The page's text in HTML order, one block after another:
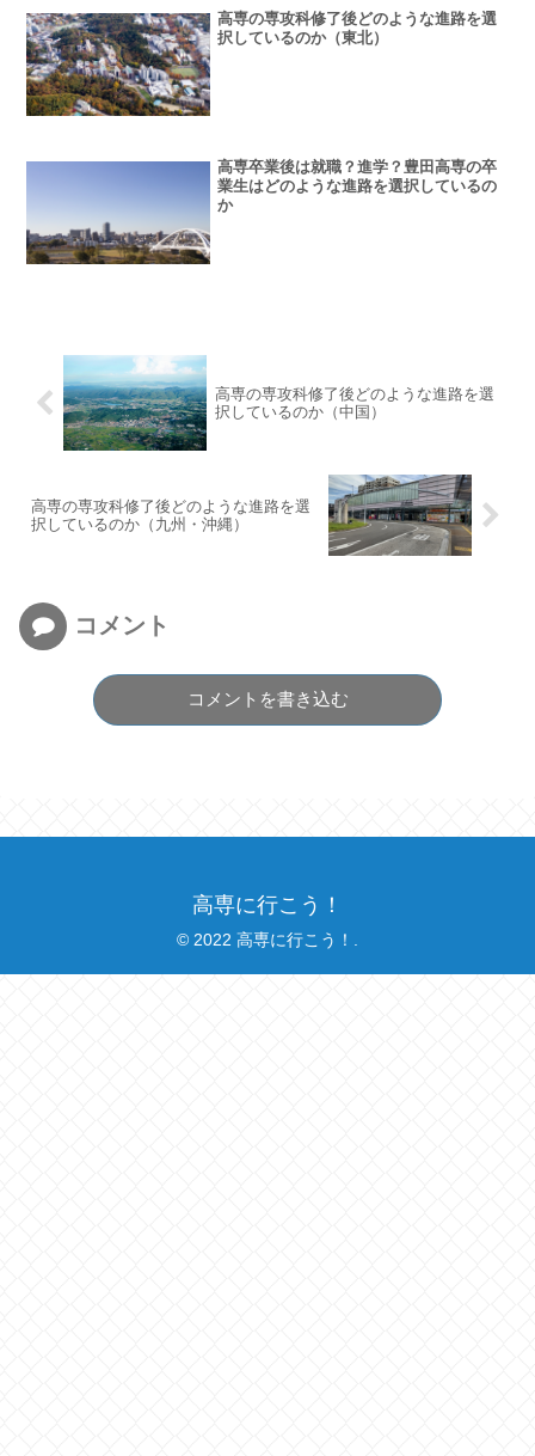
高専の専攻科修了後どのような進路を選
択しているのか（東北）
高専卒業後は就職？進学？豊田高専の卒
業生はどのような進路を選択しているの
か
高専の専攻科修了後どのような進路を選
択しているのか（中国）
高専の専攻科修了後どのような進路を選
択しているのか（九州・沖縄）
コメント
コメントを書き込む
高専に行こう！
© 2022 高専に行こう！.